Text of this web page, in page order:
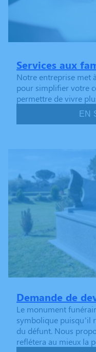
Services aux
Notre entreprise met
pour simplifier votre
permettre de vivre
EN
Demande de
Le monument
symbolique puisqu’il
du défunt. Nous
reflétera au mieux la